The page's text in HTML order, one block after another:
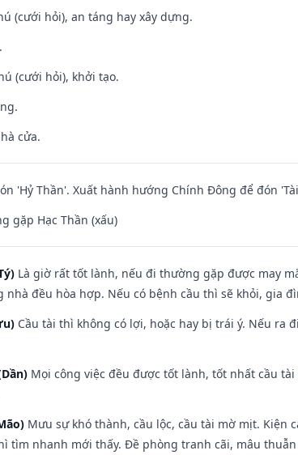
(cưới hỏi), an táng hay xây dựng.
(cưới hỏi), khởi tạo.
cửa.
'Hỷ Thần'. Xuất hành hướng Chính Đông để đón
gặp Hạc Thần (xấu)
Là giờ rất tốt lành, nếu đi thường gặp được may
nhà đều hòa hợp. Nếu có bệnh cầu thì sẽ khỏi, gia
Cầu tài thì không có lợi, hoặc hay bị trái ý. Nếu
Mọi công việc đều được tốt lành, tốt nhất cầu
Mưu sự khó thành, cầu lộc, cầu tài mờ mịt. Kiện
tìm nhanh mới thấy. Đề phòng tranh cãi, mâu